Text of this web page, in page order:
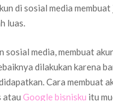
di sosial media membuat
luas.
sosial media, membuat
dilakukan karena
Cara membuat
atau Google bisnisku itu